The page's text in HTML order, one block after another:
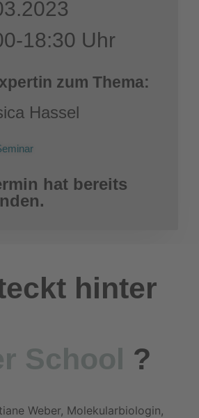
18:30 Uhr
zum Thema:
Hassel
hat bereits
hinter
School ?
Weber, Molekularbiologin,